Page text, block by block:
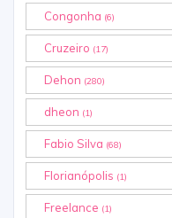
Congonha (6)
Cruzeiro (17)
Dehon (280)
dheon (1)
Fabio Silva (68)
Florianópolis (1)
Freelance (1)